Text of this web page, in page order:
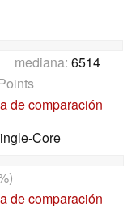
mediana: 6514
de comparación
Core
de comparación